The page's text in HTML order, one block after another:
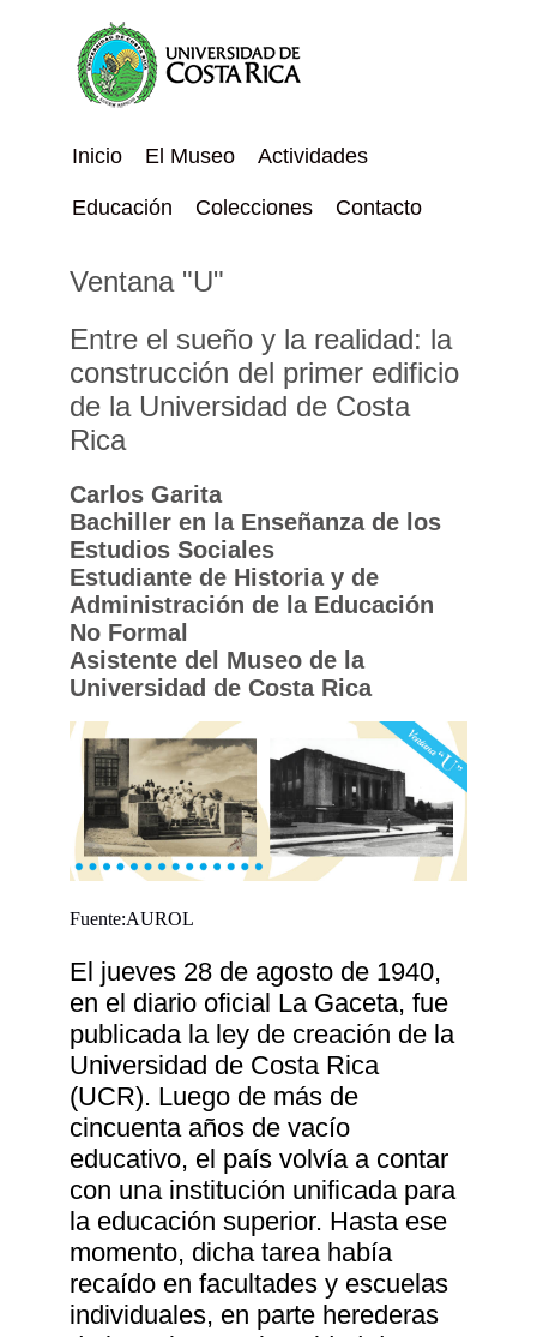
Inicio El Museo Actividades
Educación Colecciones Contacto
Ventana "U"
Entre el sueño y la realidad: la
construcción del primer edificio
de la Universidad de Costa
Rica
Carlos Garita
Bachiller en la Enseñanza de los
Estudios Sociales
Estudiante de Historia y de
Administración de la Educación
No Formal
Asistente del Museo de la
Universidad de Costa Rica
Fuente:AUROL
El jueves 28 de agosto de 1940,
en el diario oficial La Gaceta, fue
publicada la ley de creación de la
Universidad de Costa Rica
(UCR). Luego de más de
cincuenta años de vacío
educativo, el país volvía a contar
con una institución unificada para
la educación superior. Hasta ese
momento, dicha tarea había
recaído en facultades y escuelas
individuales, en parte herederas